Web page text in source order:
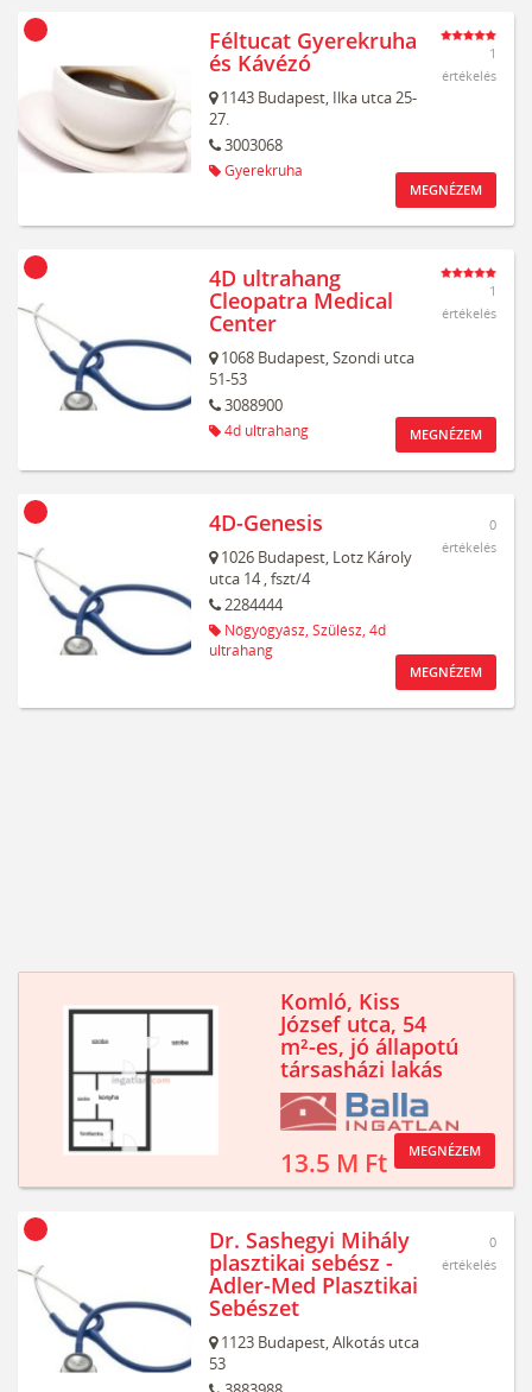
Féltucat Gyerekruha
és Kávézó
1143 Budapest, Ilka utca 25-
27.
3003068
Gyerekruha
1
értékelés
MEGNÉZEM
4D ultrahang
Cleopatra Medical
Center
1068 Budapest,Szondi utca
51-53
3088900
4d ultrahang
1
értékelés
MEGNÉZEM
4D-Genesis
1026 Budapest, Lotz Károly
utca 14, fszt/4
2284444
Nőgyógyász, Szülész, 4d
ultrahang
0
értékelés
MEGNÉZEM
Komló, Kiss
József utca, 54
m²-es, jó állapotú
társasházi lakás
13.5 M Ft MEGNÉZEM
Dr. Sashegyi Mihály
plasztikai sebész -
Adler-Med Plasztikai
Sebészet
1123 Budapest,Alkotás utca
53
0
értékelés